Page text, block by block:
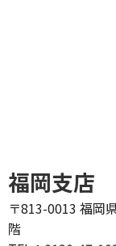
福岡支店
〒813-0013 福岡
階